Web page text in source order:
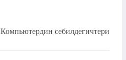
Компьютердин себилдегичтери